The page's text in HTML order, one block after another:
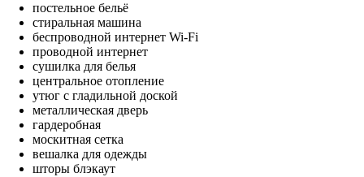
постельное бельё
стиральная машина
беспроводной интернет Wi-Fi
проводной интернет
сушилка для белья
центральное отопление
утюг с гладильной доской
металлическая дверь
гардеробная
москитная сетка
вешалка для одежды
шторы блэкаут